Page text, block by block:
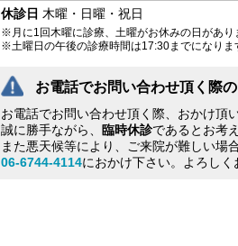
休診日 木曜・日曜・祝日
※月に1回木曜に診療、土曜がお休みの日があり
※土曜日の午後の診療時間は17:30までになりま
お電話でお問い合わせ頂く際
お電話でお問い合わせ頂く際、おかけ頂
誠に勝手ながら、 臨時休診であるとお考
また悪天候等により、ご来院が難しい場
06-6744-4114におかけ下さい。よろしく